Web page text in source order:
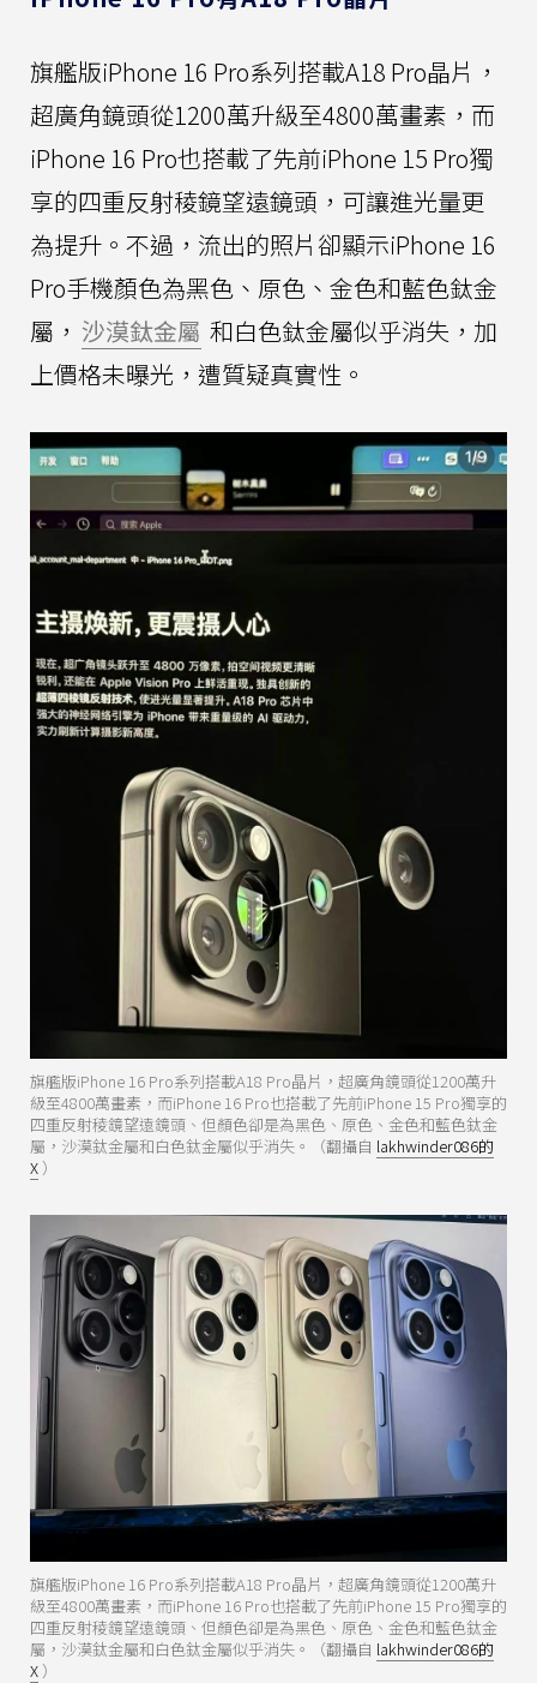
旗艦版iPhone 16 Pro系列搭載A18 Pro晶片，
超廣角鏡頭從1200萬升級至4800萬畫素，而
iPhone 16 Pro也搭載了先前iPhone 15 Pro獨
享的四重反射稜鏡望遠鏡頭，可讓進光量更
為提升。不過，流出的照片卻顯示iPhone 16
Pro手機顏色為黑色、原色、金色和藍色鈦金
屬， 沙漠鈦金屬 和白色鈦金屬似乎消失，加
上價格未曝光，遭質疑真實性。
旗艦版iPhone 16 Pro系列搭載A18 Pro晶片，超廣角鏡頭從1200萬升
級至4800萬畫素，而iPhone 16 Pro也搭載了先前iPhone 15 Pro獨享的
四重反射稜鏡望遠鏡頭、但顏色卻是為黑色、原色、金色和藍色鈦金
屬，沙漠鈦金屬和白色鈦金屬似乎消失。（翻攝自 lakhwinder086的
X ）
旗艦版iPhone 16 Pro系列搭載A18 Pro晶片，超廣角鏡頭從1200萬升
級至4800萬畫素，而iPhone 16 Pro也搭載了先前iPhone 15 Pro獨享的
四重反射稜鏡望遠鏡頭、但顏色卻是為黑色、原色、金色和藍色鈦金
屬，沙漠鈦金屬和白色鈦金屬似乎消失。（翻攝自 lakhwinder086的
X ）